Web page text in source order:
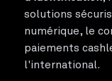
solutions
numérique, le
paiements
l'international.